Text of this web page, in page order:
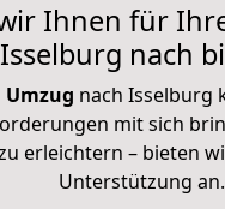
Ihnen für
Isselburg nach
Umzug nach Isselburg
mit sich
erleichtern – bieten
Unterstützung an.